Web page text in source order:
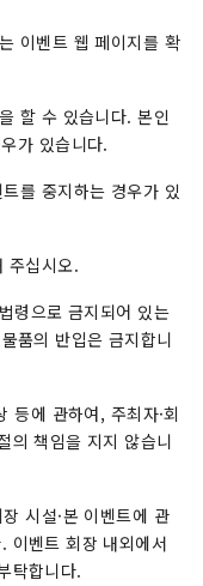
이벤트 웹 페이지를 확
할 수 있습니다. 본인
가 있습니다.
를 중지하는 경우가 있
주십시오.
령으로 금지되어 있는
품의 반입은 금지합니
등에 관하여, 주최자·회
의 책임을 지지 않습니
시설·본 이벤트에 관
이벤트 회장 내외에서
탁합니다.